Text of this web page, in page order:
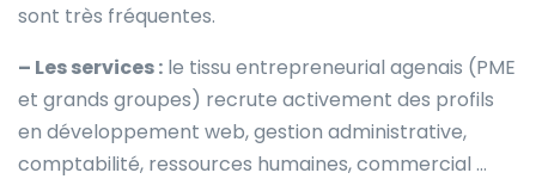
sont très fréquentes.
– Les services : le tissu entrepreneurial agenais (PME
et grands groupes) recrute activement des profils
en développement web, gestion administrative,
comptabilité, ressources humaines, commercial …